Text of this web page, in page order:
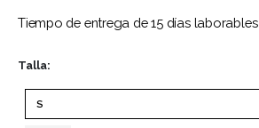
Tiempo de entrega de 15 días laborables
Talla